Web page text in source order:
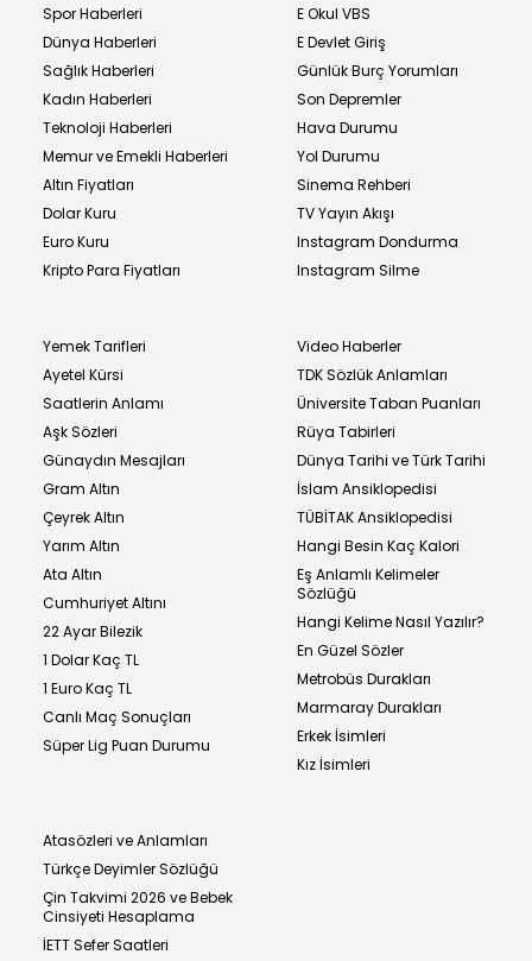
Spor Haberleri
Dünya Haberleri
Sağlık Haberleri
Kadın Haberleri
Teknoloji Haberleri
Memur ve Emekli Haberleri
Altın Fiyatları
Dolar Kuru
Euro Kuru
Kripto Para Fiyatları
E Okul VBS
E Devlet Giriş
Günlük Burç Yorumları
Son Depremler
Hava Durumu
Yol Durumu
Sinema Rehberi
TV Yayın Akışı
Instagram Dondurma
Instagram Silme
Yemek Tarifleri
Ayetel Kürsi
Saatlerin Anlamı
Aşk Sözleri
Günaydın Mesajları
Gram Altın
Çeyrek Altın
Yarım Altın
Ata Altın
Cumhuriyet Altını
22 Ayar Bilezik
1 Dolar Kaç TL
1 Euro Kaç TL
Canlı Maç Sonuçları
Süper Lig Puan Durumu
Video Haberler
TDK Sözlük Anlamları
Üniversite Taban Puanları
Rüya Tabirleri
Dünya Tarihi ve Türk Tarihi
İslam Ansiklopedisi
TÜBİTAK Ansiklopedisi
Hangi Besin Kaç Kalori
Eş Anlamlı Kelimeler
Sözlüğü
Hangi Kelime Nasıl Yazılır?
En Güzel Sözler
Metrobüs Durakları
Marmaray Durakları
Erkek İsimleri
Kız İsimleri
Atasözleri ve Anlamları
Türkçe Deyimler Sözlüğü
Çin Takvimi 2026 ve Bebek
Cinsiyeti Hesaplama
İETT Sefer Saatleri